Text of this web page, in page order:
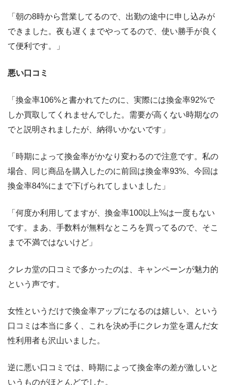
「朝の8時から営業してるので、出勤の途中に申し込みが
できました。夜も遅くまでやってるので、使い勝手が良く
て便利です。」
悪い口コミ
「換金率106%と書かれてたのに、実際には換金率92%で
しか買取してくれませんでした。需要が高くない時期なの
でと説明されましたが、納得いかないです」
「時期によって換金率がかなり変わるので注意です。私の
場合、同じ商品を購入したのに前回は換金率93%、今回は
換金率84%にまで下げられてしまいました」
「何度か利用してますが、換金率100以上%は一度もない
です。まあ、手数料が無料なところを買ってるので、そこ
まで不満ではないけど」
クレカ堂の口コミで多かったのは、キャンペーンが魅力的
という声です。
女性というだけで換金率アップになるのは嬉しい、という
口コミは本当に多く、これを決め手にクレカ堂を選んだ女
性利用者も沢山いました。
逆に悪い口コミでは、時期によって換金率の差が激しいと
いうものがほとんどでした。